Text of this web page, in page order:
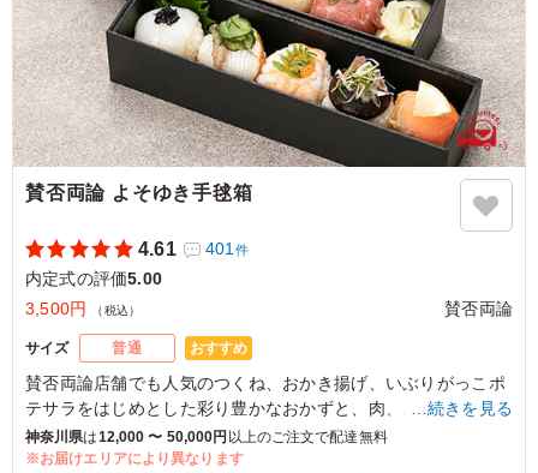
賛否両論 よそゆき手毬箱
4.61 401件
内定式の評価5.00
3,500円
（税込） 賛否両論
サイズ 普通 おすすめ
賛否両論店舗でも人気のつくね、おかき揚げ、いぶりがっこポ
テサラをはじめとした彩り豊かなおかずと、肉、魚、野菜を使
用した7種類の手毬寿司を一緒に詰め込みました。
見て楽しい！食べて美味しい！ハレの日にもぴったりな、ちょ
…続きを見る
神奈川県は12,000 〜 50,000円 以上のご注文で配達無料
※お届けエリアにより異なります